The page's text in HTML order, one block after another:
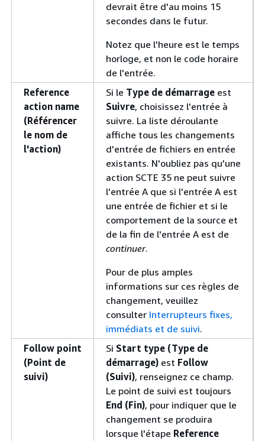
devrait être d'au moins 15
secondes dans le futur.
Notez que l'heure est le temps
horloge, et non le code horaire
de l'entrée.
Reference
action name
(Référencer
le nom de
l'action)
Si le Type de démarrage est
Suivre, choisissez l'entrée à
suivre. La liste déroulante
affiche tous les changements
d'entrée de fichiers en entrée
existants. N'oubliez pas qu'une
action SCTE 35 ne peut suivre
l'entrée A que si l'entrée A est
une entrée de fichier et si le
comportement de la source et
de la fin de l'entrée A est de
continuer.
Pour de plus amples
informations sur ces règles de
changement, veuillez
consulter Interrupteurs fixes,
immédiats et de suivi.
Follow point
(Point de
suivi)
Si Start type (Type de
démarrage) est Follow
(Suivi), renseignez ce champ.
Le point de suivi est toujours
End (Fin), pour indiquer que le
changement se produira
lorsque l'étape Reference